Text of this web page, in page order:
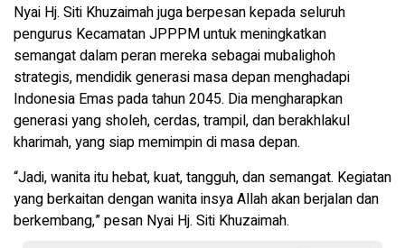
Nyai Hj. Siti Khuzaimah juga berpesan kepada seluruh
pengurus Kecamatan JPPPM untuk meningkatkan
semangat dalam peran mereka sebagai mubalighoh
strategis, mendidik generasi masa depan menghadapi
Indonesia Emas pada tahun 2045. Dia mengharapkan
generasi yang sholeh, cerdas, trampil, dan berakhlakul
kharimah, yang siap memimpin di masa depan.
“Jadi, wanita itu hebat, kuat, tangguh, dan semangat. Kegiatan
yang berkaitan dengan wanita insya Allah akan berjalan dan
berkembang,” pesan Nyai Hj. Siti Khuzaimah.